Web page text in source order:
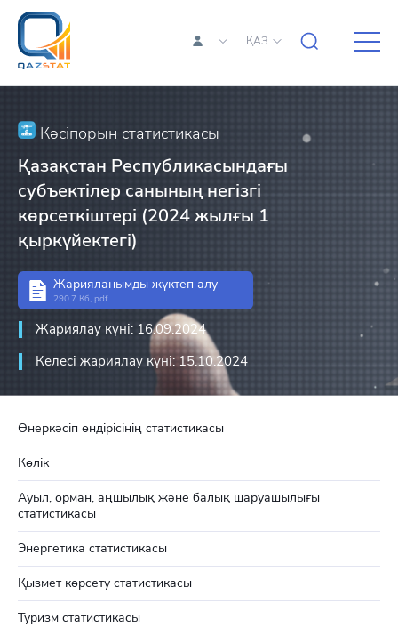
ҚАЗ
Өнеркәсіп өндірісінің статистикасы
Көлік
Ауыл, орман, аңшылық және балық шаруашылығы
статистикасы
Энергетика статистикасы
Қызмет көрсету статистикасы
Туризм статистикасы
Кәсіпорын статистикасы
Қазақстан Республикасындағы
субъектілер санының негізгі
көрсеткіштері (2024 жылғы 1
қыркүйектегі)
Жарияланымды жүктеп алу
290.7 Кб, pdf
Жариялау күні: 16.09.2024
Келесі жариялау күні: 15.10.2024